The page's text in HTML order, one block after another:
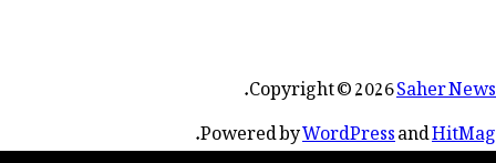
Copyright © 2026Saher News
.
Powered byWordPressandHitMag
.